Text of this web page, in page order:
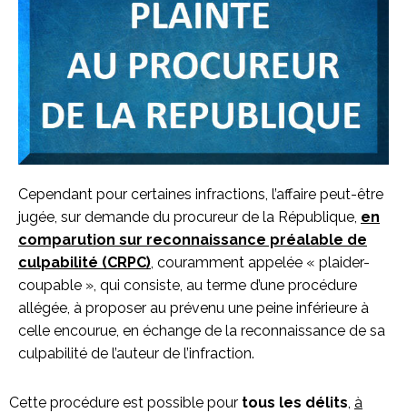
Cependant pour certaines infractions, l’affaire peut-être
jugée, sur demande du procureur de la République, en
comparution sur reconnaissance préalable de
culpabilité (CRPC), couramment appelée « plaider-
coupable », qui consiste, au terme d’une procédure
allégée, à proposer au prévenu une peine inférieure à
celle encourue, en échange de la reconnaissance de sa
culpabilité de l’auteur de l’infraction.
Cette procédure est possible pour tous les délits, à